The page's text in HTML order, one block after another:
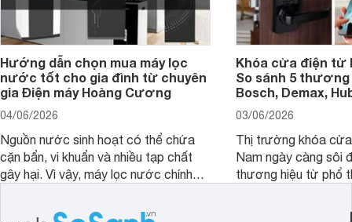
Hướng dẫn chọn mua máy lọc
nước tốt cho gia đình từ chuyên
gia Điện máy Hoàng Cương
04/06/2026
Nguồn nước sinh hoạt có thể chứa
cặn bẩn, vi khuẩn và nhiều tạp chất
gây hại. Vì vậy, máy lọc nước chính
sức khỏe và đảm bảo nguồn nước
Khóa cửa điện tử
So sánh 5 thương
Bosch, Demax,
03/06/2026
Thị trường khóa
Nam ngày càng sôi
thương hiệu từ phổ
cửa điện tử hãng